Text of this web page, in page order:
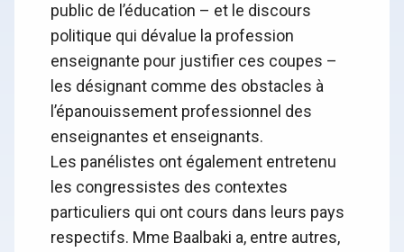
public de l’éducation – et le discours
politique qui dévalue la profession
enseignante pour justifier ces coupes –
les désignant comme des obstacles à
l’épanouissement professionnel des
enseignantes et enseignants.
Les panélistes ont également entretenu
les congressistes des contextes
particuliers qui ont cours dans leurs pays
respectifs. Mme Baalbaki a, entre autres,